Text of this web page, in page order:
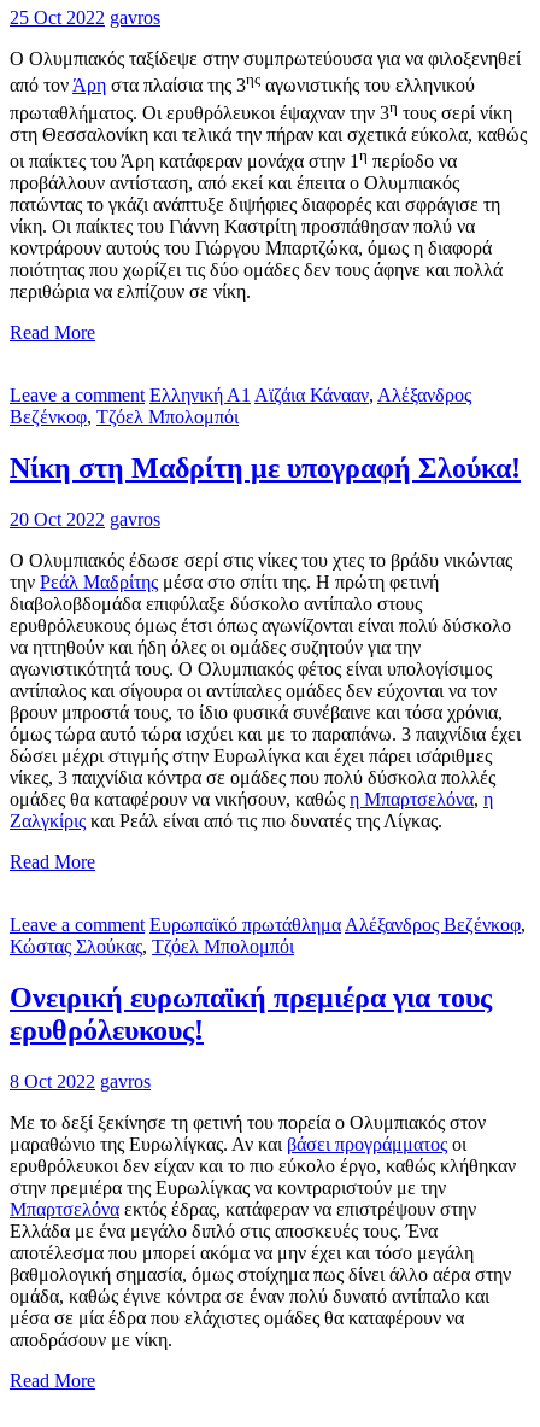
25 Oct 2022 gavros
Ο Ολυμπιακός ταξίδεψε στην συμπρωτεύουσα για να φιλοξενηθεί
από τονΆρη στα πλαίσια της 3ης αγωνιστικής του ελληνικού
πρωταθλήματος. Οι ερυθρόλευκοι έψαχναν την 3η τους σερί νίκη
στη Θεσσαλονίκη και τελικά την πήραν και σχετικά εύκολα, καθώς
οι παίκτες του Άρη κατάφεραν μονάχα στην 1 η περίοδο να
προβάλλουν αντίσταση, από εκεί και έπειτα ο Ολυμπιακός
πατώντας το γκάζι ανάπτυξε διψήφιες διαφορές και σφράγισε τη
νίκη. Οι παίκτες του Γιάννη Καστρίτη προσπάθησαν πολύ να
κοντράρουν αυτούς του Γιώργου Μπαρτζώκα, όμως η διαφορά
ποιότητας που χωρίζει τις δύο ομάδες δεν τους άφηνε και πολλά
περιθώρια να ελπίζουν σε νίκη.
Read More
Leave a comment Ελληνική Α1 Αϊζάια Κάνααν, Αλέξανδρος
Βεζένκοφ, Τζόελ Μπολομπόι
Νίκη στη Μαδρίτη με υπογραφή Σλούκα!
20 Oct 2022 gavros
Ο Ολυμπιακός έδωσε σερί στις νίκες του χτες το βράδυ νικώντας
την Ρεάλ Μαδρίτης μέσα στο σπίτι της. Η πρώτη φετινή
διαβολοβδομάδα επιφύλαξε δύσκολο αντίπαλο στους
ερυθρόλευκους όμως έτσι όπως αγωνίζονται είναι πολύ δύσκολο
να ηττηθούν και ήδη όλες οι ομάδες συζητούν για την
αγωνιστικότητά τους. Ο Ολυμπιακός φέτος είναι υπολογίσιμος
αντίπαλος και σίγουρα οι αντίπαλες ομάδες δεν εύχονται να τον
βρουν μπροστά τους, το ίδιο φυσικά συνέβαινε και τόσα χρόνια,
όμως τώρα αυτό τώρα ισχύει και με το παραπάνω. 3 παιχνίδια έχει
δώσει μέχρι στιγμής στην Ευρωλίγκα και έχει πάρει ισάριθμες
νίκες, 3 παιχνίδια κόντρα σε ομάδες που πολύ δύσκολα πολλές
ομάδες θα καταφέρουν να νικήσουν, καθώς η Μπαρτσελόνα, η
Ζαλγκίρις και Ρεάλ είναι από τις πιο δυνατές της Λίγκας.
Read More
Leave a comment Ευρωπαϊκό πρωτάθλημα Αλέξανδρος Βεζένκοφ,
Κώστας Σλούκας, Τζόελ Μπολομπόι
Ονειρική ευρωπαϊκή πρεμιέρα για τους
ερυθρόλευκους!
8 Oct 2022 gavros
Με το δεξί ξεκίνησε τη φετινή του πορεία ο Ολυμπιακός στον
μαραθώνιο της Ευρωλίγκας. Αν και βάσει προγράμματος οι
ερυθρόλευκοι δεν είχαν και το πιο εύκολο έργο, καθώς κλήθηκαν
στην πρεμιέρα της Ευρωλίγκας να κοντραριστούν με την
Μπαρτσελόνα εκτός έδρας, κατάφεραν να επιστρέψουν στην
Ελλάδα με ένα μεγάλο διπλό στις αποσκευές τους. Ένα
αποτέλεσμα που μπορεί ακόμα να μην έχει και τόσο μεγάλη
βαθμολογική σημασία, όμως στοίχημα πως δίνει άλλο αέρα στην
ομάδα, καθώς έγινε κόντρα σε έναν πολύ δυνατό αντίπαλο και
μέσα σε μία έδρα που ελάχιστες ομάδες θα καταφέρουν να
αποδράσουν με νίκη.
Read More